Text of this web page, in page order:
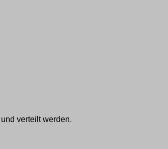
verteilt werden.